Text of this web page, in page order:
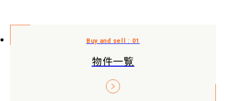
物件一覧